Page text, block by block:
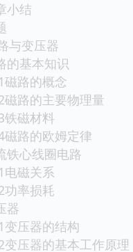
小结
与变压器
的基本知识
路的概念
路的主要物理量
磁材料
路的欧姆定律
铁心线圈电路
磁关系
率损耗
器
压器的结构
压器的基本工作原理